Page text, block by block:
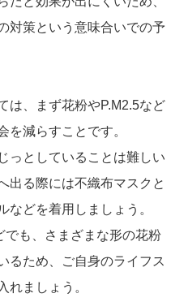
対策という意味合いでの予
は、まず花粉やP.M2.5など
を減らすことです。
っとしていることは難しい
出る際には不織布マスクと
などを着用しましょう。
も、さまざまな形の花粉
るため、ご自身のライフス
れましょう。